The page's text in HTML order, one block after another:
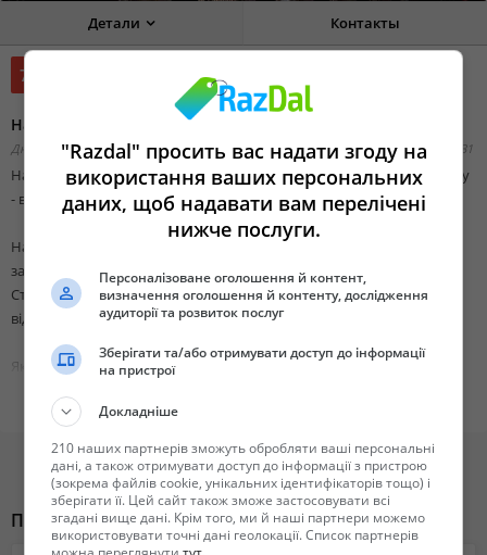
Детали Контакты
7 500 грн.
Наукова робота МАН на замовлення в Україні
Днепропетровская область, Днепропетровск, Добавлено 03 января 2025 20:31
Наукова робота МАН на замовлення в Україні від Shpargalka Agency
- вдале рішення для реалізації Ваших освітніх задач.
Надаємо якісний сервіс з написання наукових робіт МАН на
замовлення в Україні без використання штучного інтелекту.
Створюємо унікальні та якісні матеріали в якості прикладів, які
відповідають всім освітнім стандартам.
Як замовити наукову роботу МАН в Україні?
https://shpargalka.agency/naukova_robota_man/
всі деталі замовлення.
3. Після затвердження етапів співпраці - розпочинаємо виконання
Вашого замовлення.
Похожие объявления
"Razdal" просить вас надати згоду на
використання ваших персональних
даних, щоб надавати вам перелічені
нижче послуги.
Персоналізоване оголошення й контент,
визначення оголошення й контенту, дослідження
аудиторії та розвиток послуг
Зберігати та/або отримувати доступ до інформації
на пристрої
Докладніше
210 наших партнерів зможуть обробляти ваші персональні
дані, а також отримувати доступ до інформації з пристрою
(зокрема файлів cookie, унікальних ідентифікаторів тощо) і
зберігати її. Цей сайт також зможе застосовувати всі
згадані вище дані. Крім того, ми й наші партнери можемо
використовувати точні дані геолокації. Список партнерів